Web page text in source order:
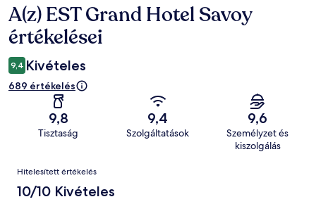
Értékelések
A(z) EST Grand Hotel Savoy
értékelései
9,4 Kivételes
689 értékelés
9,8
Tisztaság
9,4
Szolgáltatások
9,6
Személyzet és
kiszolgálás
Értékelések
Hitelesített értékelés
10/10 Kivételes